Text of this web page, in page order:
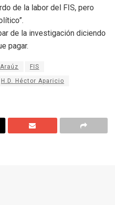
de la labor del FIS, pero
de la investigación diciendo
pagar.
FIS
H.D. Héctor Aparicio